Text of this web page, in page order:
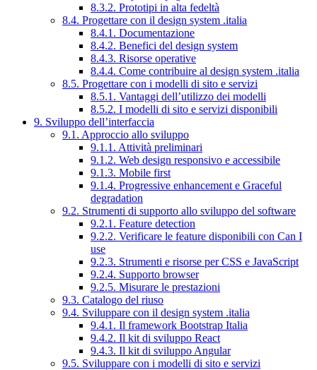
8.3.2. Prototipi in alta fedeltà
8.4. Progettare con il design system .italia
8.4.1. Documentazione
8.4.2. Benefici del design system
8.4.3. Risorse operative
8.4.4. Come contribuire al design system .italia
8.5. Progettare con i modelli di sito e servizi
8.5.1. Vantaggi dell’utilizzo dei modelli
8.5.2. I modelli di sito e servizi disponibili
9. Sviluppo dell’interfaccia
9.1. Approccio allo sviluppo
9.1.1. Attività preliminari
9.1.2. Web design responsivo e accessibile
9.1.3. Mobile first
9.1.4. Progressive enhancement e Graceful
degradation
9.2. Strumenti di supporto allo sviluppo del software
9.2.1. Feature detection
9.2.2. Verificare le feature disponibili con Can I
use
9.2.3. Strumenti e risorse per CSS e JavaScript
9.2.4. Supporto browser
9.2.5. Misurare le prestazioni
9.3. Catalogo del riuso
9.4. Sviluppare con il design system .italia
9.4.1. Il framework Bootstrap Italia
9.4.2. Il kit di sviluppo React
9.4.3. Il kit di sviluppo Angular
9.5. Sviluppare con i modelli di sito e servizi